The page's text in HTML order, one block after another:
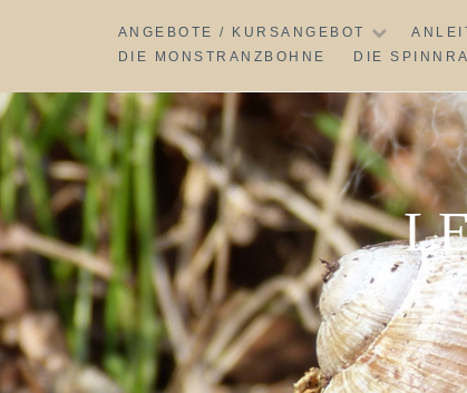
ANGEBOTE / KURSANGEBOT
DIE MONSTRANZBOHNE
DIE